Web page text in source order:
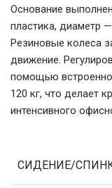
Основание
пластика, диаметр
Резиновые колеса
движение.
помощью
120 кг, что делает
интенсивного
СИДЕНИЕ/